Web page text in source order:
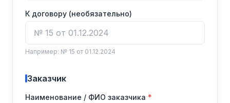
К договору (необязательно)
Например: № 15 от 01.12.2024
Заказчик
Наименование / ФИО заказчика